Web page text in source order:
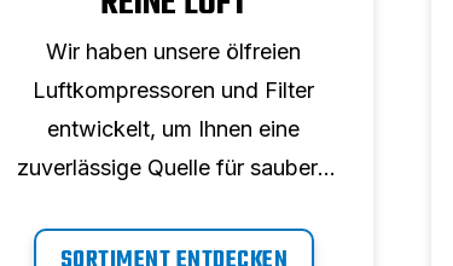
Wir haben unsere ölfreien
Luftkompressoren und Filter
entwickelt, um Ihnen eine
zuverlässige Quelle für saubere
Clean-Luftkompressoren sind